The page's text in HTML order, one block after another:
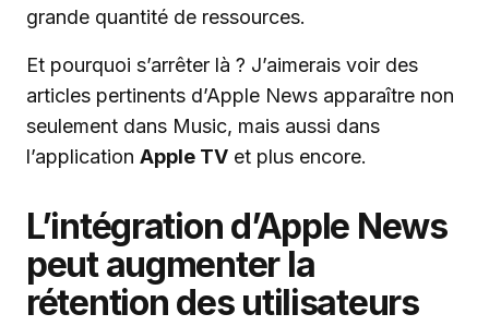
grande quantité de ressources.
Et pourquoi s’arrêter là ? J’aimerais voir des
articles pertinents d’Apple News apparaître non
seulement dans Music, mais aussi dans
l’application Apple TV et plus encore.
L’intégration d’Apple News
peut augmenter la
rétention des utilisateurs